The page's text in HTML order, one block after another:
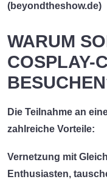
(beyondtheshow.de)
WARUM
COSPLAY-
Die Teilnahme an
zahlreiche Vorteile:
Vernetzung mit
Enthusiasten,